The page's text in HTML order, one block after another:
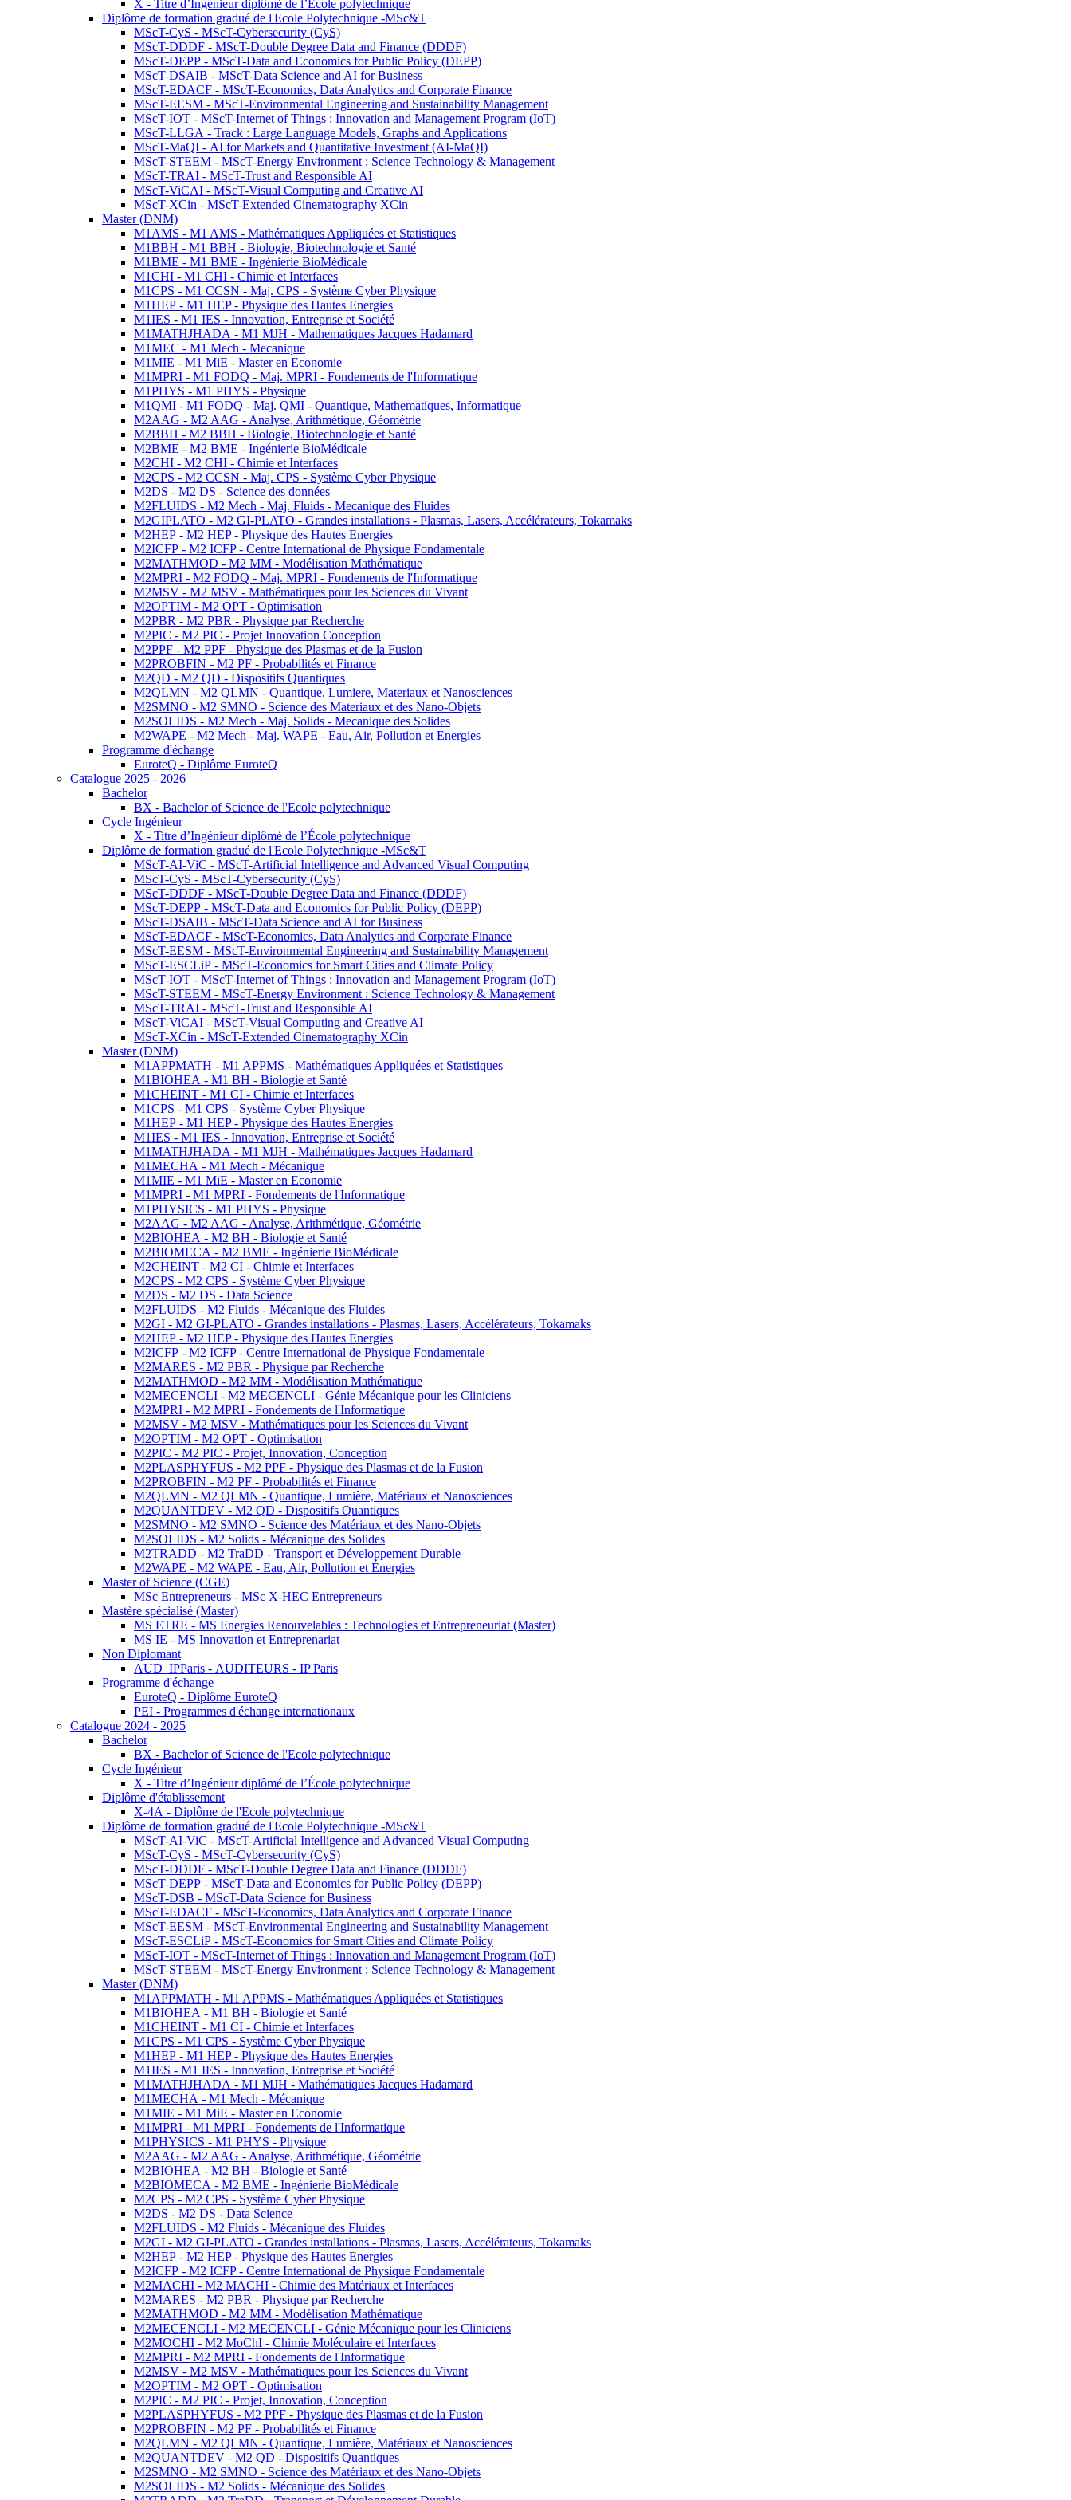
X - Titre d’Ingénieur diplômé de l’École polytechnique
Diplôme de formation gradué de l'Ecole Polytechnique -MSc&T
MScT-CyS - MScT-Cybersecurity (CyS)
MScT-DDDF - MScT-Double Degree Data and Finance (DDDF)
MScT-DEPP - MScT-Data and Economics for Public Policy (DEPP)
MScT-DSAIB - MScT-Data Science and AI for Business
MScT-EDACF - MScT-Economics, Data Analytics and Corporate Finance
MScT-EESM - MScT-Environmental Engineering and Sustainability Management
MScT-IOT - MScT-Internet of Things : Innovation and Management Program (IoT)
MScT-LLGA - Track : Large Language Models, Graphs and Applications
MScT-MaQI - AI for Markets and Quantitative Investment (AI-MaQI)
MScT-STEEM - MScT-Energy Environment : Science Technology & Management
MScT-TRAI - MScT-Trust and Responsible AI
MScT-ViCAI - MScT-Visual Computing and Creative AI
MScT-XCin - MScT-Extended Cinematography XCin
Master (DNM)
M1AMS - M1 AMS - Mathématiques Appliquées et Statistiques
M1BBH - M1 BBH - Biologie, Biotechnologie et Santé
M1BME - M1 BME - Ingénierie BioMédicale
M1CHI - M1 CHI - Chimie et Interfaces
M1CPS - M1 CCSN - Maj. CPS - Système Cyber Physique
M1HEP - M1 HEP - Physique des Hautes Energies
M1IES - M1 IES - Innovation, Entreprise et Société
M1MATHJHADA - M1 MJH - Mathematiques Jacques Hadamard
M1MEC - M1 Mech - Mecanique
M1MIE - M1 MiE - Master en Economie
M1MPRI - M1 FODQ - Maj. MPRI - Fondements de l'Informatique
M1PHYS - M1 PHYS - Physique
M1QMI - M1 FODQ - Maj. QMI - Quantique, Mathematiques, Informatique
M2AAG - M2 AAG - Analyse, Arithmétique, Géométrie
M2BBH - M2 BBH - Biologie, Biotechnologie et Santé
M2BME - M2 BME - Ingénierie BioMédicale
M2CHI - M2 CHI - Chimie et Interfaces
M2CPS - M2 CCSN - Maj. CPS - Système Cyber Physique
M2DS - M2 DS - Science des données
M2FLUIDS - M2 Mech - Maj. Fluids - Mecanique des Fluides
M2GIPLATO - M2 GI-PLATO - Grandes installations - Plasmas, Lasers, Accélérateurs, Tokamaks
M2HEP - M2 HEP - Physique des Hautes Energies
M2ICFP - M2 ICFP - Centre International de Physique Fondamentale
M2MATHMOD - M2 MM - Modélisation Mathématique
M2MPRI - M2 FODQ - Maj. MPRI - Fondements de l'Informatique
M2MSV - M2 MSV - Mathématiques pour les Sciences du Vivant
M2OPTIM - M2 OPT - Optimisation
M2PBR - M2 PBR - Physique par Recherche
M2PIC - M2 PIC - Projet Innovation Conception
M2PPF - M2 PPF - Physique des Plasmas et de la Fusion
M2PROBFIN - M2 PF - Probabilités et Finance
M2QD - M2 QD - Dispositifs Quantiques
M2QLMN - M2 QLMN - Quantique, Lumiere, Materiaux et Nanosciences
M2SMNO - M2 SMNO - Science des Materiaux et des Nano-Objets
M2SOLIDS - M2 Mech - Maj. Solids - Mecanique des Solides
M2WAPE - M2 Mech - Maj. WAPE - Eau, Air, Pollution et Energies
Programme d'échange
EuroteQ - Diplôme EuroteQ
Catalogue 2025 - 2026
Bachelor
BX - Bachelor of Science de l'Ecole polytechnique
Cycle Ingénieur
X - Titre d’Ingénieur diplômé de l’École polytechnique
Diplôme de formation gradué de l'Ecole Polytechnique -MSc&T
MScT-AI-ViC - MScT-Artificial Intelligence and Advanced Visual Computing
MScT-CyS - MScT-Cybersecurity (CyS)
MScT-DDDF - MScT-Double Degree Data and Finance (DDDF)
MScT-DEPP - MScT-Data and Economics for Public Policy (DEPP)
MScT-DSAIB - MScT-Data Science and AI for Business
MScT-EDACF - MScT-Economics, Data Analytics and Corporate Finance
MScT-EESM - MScT-Environmental Engineering and Sustainability Management
MScT-ESCLiP - MScT-Economics for Smart Cities and Climate Policy
MScT-IOT - MScT-Internet of Things : Innovation and Management Program (IoT)
MScT-STEEM - MScT-Energy Environment : Science Technology & Management
MScT-TRAI - MScT-Trust and Responsible AI
MScT-ViCAI - MScT-Visual Computing and Creative AI
MScT-XCin - MScT-Extended Cinematography XCin
Master (DNM)
M1APPMATH - M1 APPMS - Mathématiques Appliquées et Statistiques
M1BIOHEA - M1 BH - Biologie et Santé
M1CHEINT - M1 CI - Chimie et Interfaces
M1CPS - M1 CPS - Système Cyber Physique
M1HEP - M1 HEP - Physique des Hautes Energies
M1IES - M1 IES - Innovation, Entreprise et Société
M1MATHJHADA - M1 MJH - Mathématiques Jacques Hadamard
M1MECHA - M1 Mech - Mécanique
M1MIE - M1 MiE - Master en Economie
M1MPRI - M1 MPRI - Fondements de l'Informatique
M1PHYSICS - M1 PHYS - Physique
M2AAG - M2 AAG - Analyse, Arithmétique, Géométrie
M2BIOHEA - M2 BH - Biologie et Santé
M2BIOMECA - M2 BME - Ingénierie BioMédicale
M2CHEINT - M2 CI - Chimie et Interfaces
M2CPS - M2 CPS - Système Cyber Physique
M2DS - M2 DS - Data Science
M2FLUIDS - M2 Fluids - Mécanique des Fluides
M2GI - M2 GI-PLATO - Grandes installations - Plasmas, Lasers, Accélérateurs, Tokamaks
M2HEP - M2 HEP - Physique des Hautes Energies
M2ICFP - M2 ICFP - Centre International de Physique Fondamentale
M2MARES - M2 PBR - Physique par Recherche
M2MATHMOD - M2 MM - Modélisation Mathématique
M2MECENCLI - M2 MECENCLI - Génie Mécanique pour les Cliniciens
M2MPRI - M2 MPRI - Fondements de l'Informatique
M2MSV - M2 MSV - Mathématiques pour les Sciences du Vivant
M2OPTIM - M2 OPT - Optimisation
M2PIC - M2 PIC - Projet, Innovation, Conception
M2PLASPHYFUS - M2 PPF - Physique des Plasmas et de la Fusion
M2PROBFIN - M2 PF - Probabilités et Finance
M2QLMN - M2 QLMN - Quantique, Lumière, Matériaux et Nanosciences
M2QUANTDEV - M2 QD - Dispositifs Quantiques
M2SMNO - M2 SMNO - Science des Matériaux et des Nano-Objets
M2SOLIDS - M2 Solids - Mécanique des Solides
M2TRADD - M2 TraDD - Transport et Développement Durable
M2WAPE - M2 WAPE - Eau, Air, Pollution et Énergies
Master of Science (CGE)
MSc Entrepreneurs - MSc X-HEC Entrepreneurs
Mastère spécialisé (Master)
MS ETRE - MS Energies Renouvelables : Technologies et Entrepreneuriat (Master)
MS IE - MS Innovation et Entreprenariat
Non Diplomant
AUD_IPParis - AUDITEURS - IP Paris
Programme d'échange
EuroteQ - Diplôme EuroteQ
PEI - Programmes d'échange internationaux
Catalogue 2024 - 2025
Bachelor
BX - Bachelor of Science de l'Ecole polytechnique
Cycle Ingénieur
X - Titre d’Ingénieur diplômé de l’École polytechnique
Diplôme d'établissement
X-4A - Diplôme de l'Ecole polytechnique
Diplôme de formation gradué de l'Ecole Polytechnique -MSc&T
MScT-AI-ViC - MScT-Artificial Intelligence and Advanced Visual Computing
MScT-CyS - MScT-Cybersecurity (CyS)
MScT-DDDF - MScT-Double Degree Data and Finance (DDDF)
MScT-DEPP - MScT-Data and Economics for Public Policy (DEPP)
MScT-DSB - MScT-Data Science for Business
MScT-EDACF - MScT-Economics, Data Analytics and Corporate Finance
MScT-EESM - MScT-Environmental Engineering and Sustainability Management
MScT-ESCLiP - MScT-Economics for Smart Cities and Climate Policy
MScT-IOT - MScT-Internet of Things : Innovation and Management Program (IoT)
MScT-STEEM - MScT-Energy Environment : Science Technology & Management
Master (DNM)
M1APPMATH - M1 APPMS - Mathématiques Appliquées et Statistiques
M1BIOHEA - M1 BH - Biologie et Santé
M1CHEINT - M1 CI - Chimie et Interfaces
M1CPS - M1 CPS - Système Cyber Physique
M1HEP - M1 HEP - Physique des Hautes Energies
M1IES - M1 IES - Innovation, Entreprise et Société
M1MATHJHADA - M1 MJH - Mathématiques Jacques Hadamard
M1MECHA - M1 Mech - Mécanique
M1MIE - M1 MiE - Master en Economie
M1MPRI - M1 MPRI - Fondements de l'Informatique
M1PHYSICS - M1 PHYS - Physique
M2AAG - M2 AAG - Analyse, Arithmétique, Géométrie
M2BIOHEA - M2 BH - Biologie et Santé
M2BIOMECA - M2 BME - Ingénierie BioMédicale
M2CPS - M2 CPS - Système Cyber Physique
M2DS - M2 DS - Data Science
M2FLUIDS - M2 Fluids - Mécanique des Fluides
M2GI - M2 GI-PLATO - Grandes installations - Plasmas, Lasers, Accélérateurs, Tokamaks
M2HEP - M2 HEP - Physique des Hautes Energies
M2ICFP - M2 ICFP - Centre International de Physique Fondamentale
M2MACHI - M2 MACHI - Chimie des Matériaux et Interfaces
M2MARES - M2 PBR - Physique par Recherche
M2MATHMOD - M2 MM - Modélisation Mathématique
M2MECENCLI - M2 MECENCLI - Génie Mécanique pour les Cliniciens
M2MOCHI - M2 MoChI - Chimie Moléculaire et Interfaces
M2MPRI - M2 MPRI - Fondements de l'Informatique
M2MSV - M2 MSV - Mathématiques pour les Sciences du Vivant
M2OPTIM - M2 OPT - Optimisation
M2PIC - M2 PIC - Projet, Innovation, Conception
M2PLASPHYFUS - M2 PPF - Physique des Plasmas et de la Fusion
M2PROBFIN - M2 PF - Probabilités et Finance
M2QLMN - M2 QLMN - Quantique, Lumière, Matériaux et Nanosciences
M2QUANTDEV - M2 QD - Dispositifs Quantiques
M2SMNO - M2 SMNO - Science des Matériaux et des Nano-Objets
M2SOLIDS - M2 Solids - Mécanique des Solides